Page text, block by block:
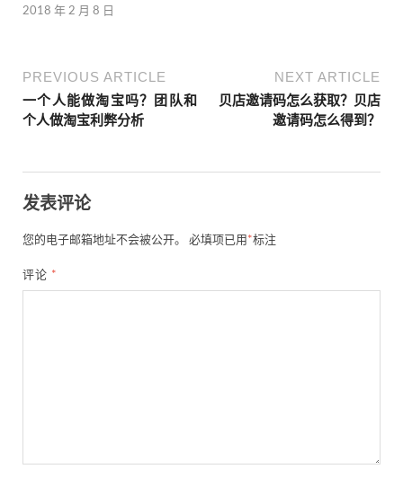
2018 年 2 月 8 日
PREVIOUS ARTICLE
一个人能做淘宝吗？团队和
个人做淘宝利弊分析
NEXT ARTICLE
贝店邀请码怎么获取？贝店
邀请码怎么得到？
发表评论
您的电子邮箱地址不会被公开。 必填项已用 *标注
评论 *